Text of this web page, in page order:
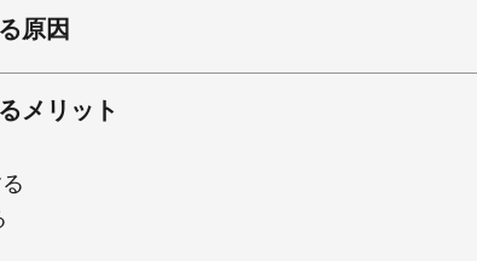
原因
メリット